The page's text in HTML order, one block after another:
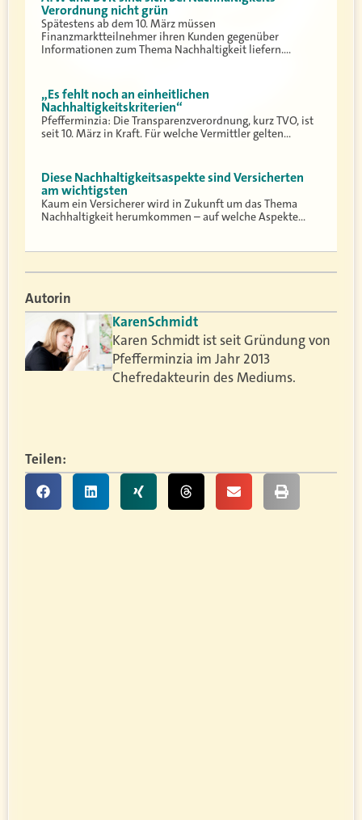
Verordnung nicht grün
Spätestens ab dem 10. März müssen
Finanzmarktteilnehmer ihren Kunden gegenüber
Informationen zum Thema Nachhaltigkeit liefern.…
„Es fehlt noch an einheitlichen
Nachhaltigkeitskriterien“
Pfefferminzia: Die Transparenzverordnung, kurz TVO, ist
seit 10. März in Kraft. Für welche Vermittler gelten…
Diese Nachhaltigkeitsaspekte sind Versicherten
am wichtigsten
Kaum ein Versicherer wird in Zukunft um das Thema
Nachhaltigkeit herumkommen – auf welche Aspekte…
Autorin
KarenSchmidt
Karen Schmidt ist seit Gründung von
Pfefferminzia im Jahr 2013
Chefredakteurin des Mediums.
Teilen: